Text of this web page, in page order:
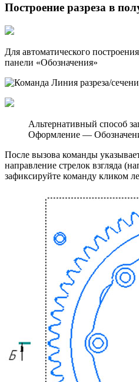
Построение разреза в
Для автоматического
панели «Обозначения»
Альтернативный способ
Оформление —
После вызова команды
направление стрелок взгляда
зафиксируйте команду кликом